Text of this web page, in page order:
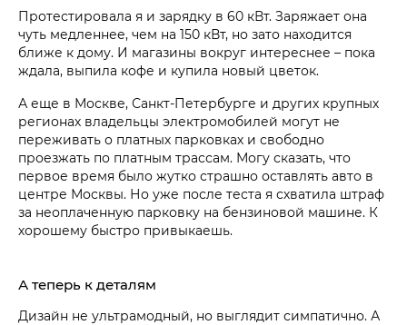
Протестировала я и зарядку в 60 кВт. Заряжает она
чуть медленнее, чем на 150 кВт, но зато находится
ближе к дому. И магазины вокруг интереснее – пока
ждала, выпила кофе и купила новый цветок.
А еще в Москве, Санкт-Петербурге и других крупных
регионах владельцы электромобилей могут не
переживать о платных парковках и свободно
проезжать по платным трассам. Могу сказать, что
первое время было жутко страшно оставлять авто в
центре Москвы. Но уже после теста я схватила штраф
за неоплаченную парковку на бензиновой машине. К
хорошему быстро привыкаешь.
А теперь к деталям
Дизайн не ультрамодный, но выглядит симпатично. А